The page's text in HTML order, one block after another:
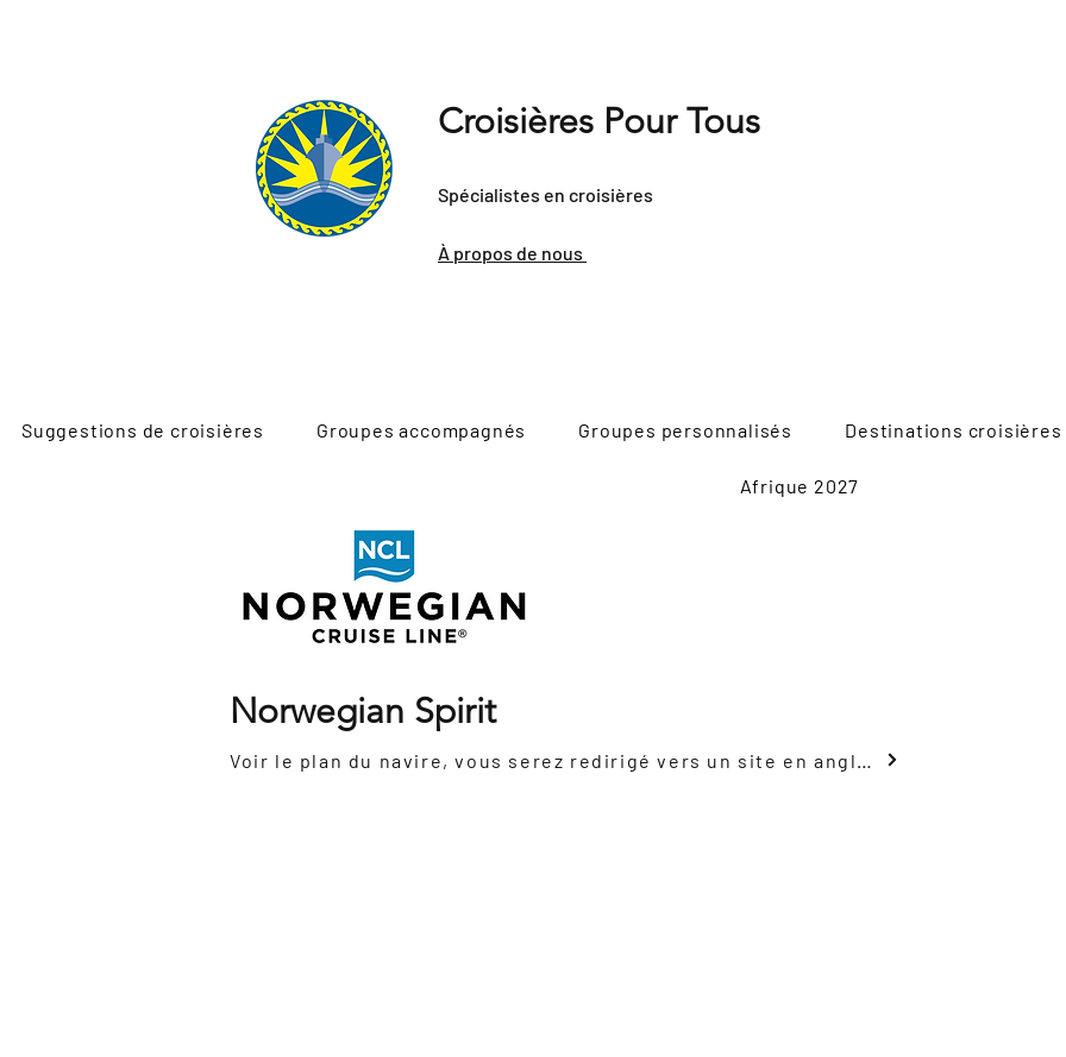
Croisières Pour Tous
Spécialistes en croisières
À propos de nous
Suggestions de croisières Groupes accompagnés Groupes personnalisés Destinations croisières
Afrique 2027
Norwegian Spirit